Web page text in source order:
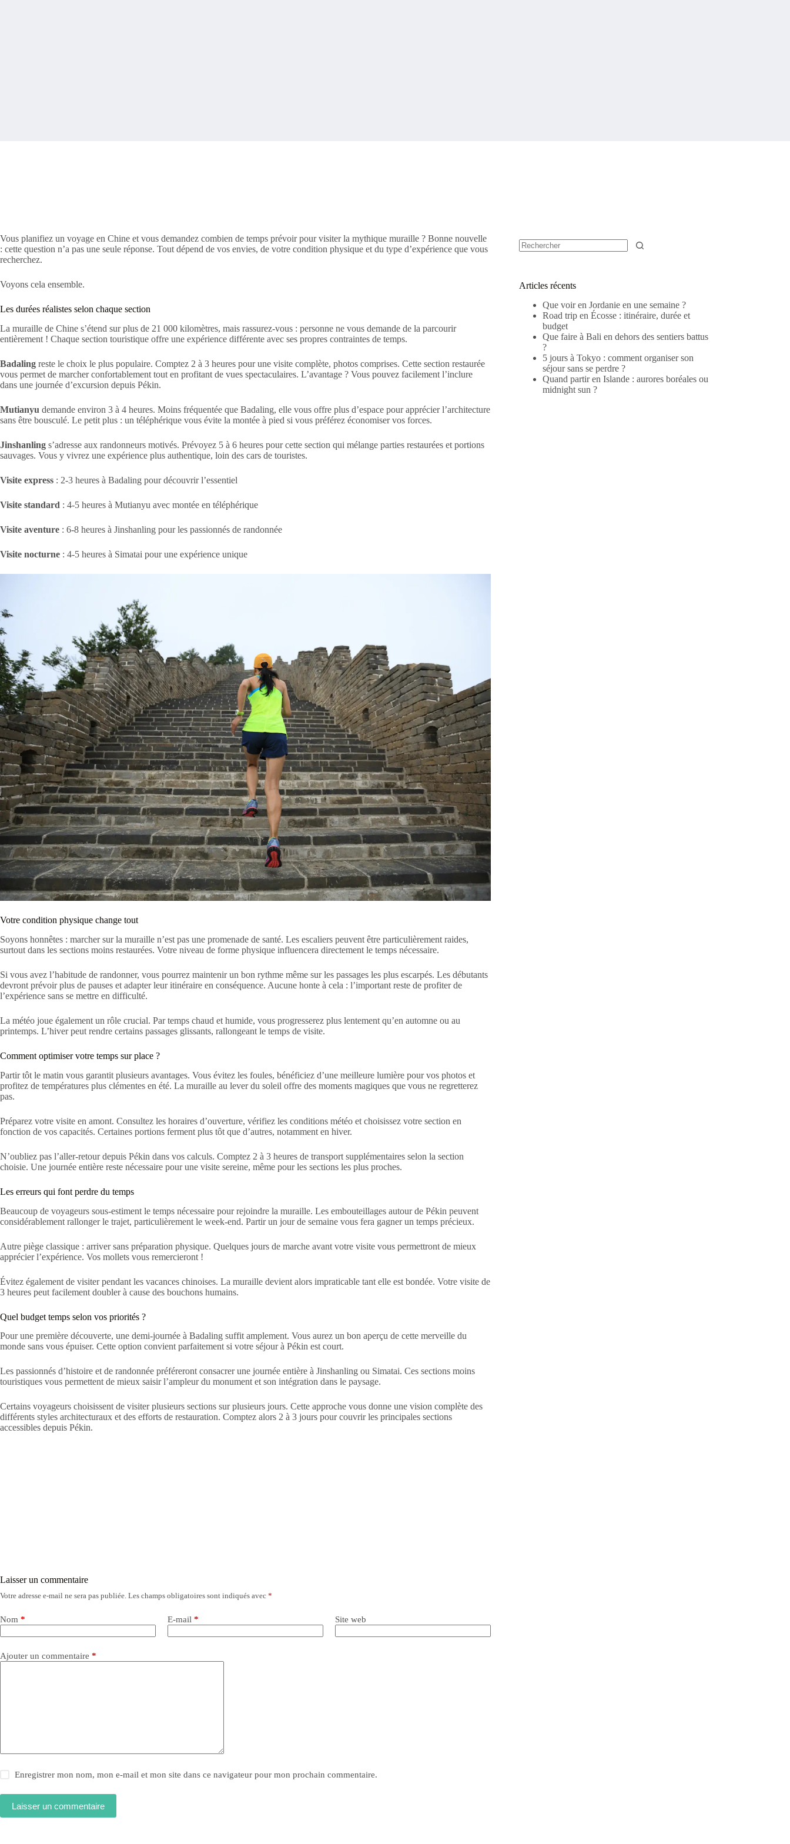
Vous planifiez un voyage en Chine et vous demandez combien de temps prévoir pour visiter la mythique muraille ? Bonne nouvelle
: cette question n’a pas une seule réponse. Tout dépend de vos envies, de votre condition physique et du type d’expérience que vous
recherchez.
Voyons cela ensemble.
Les durées réalistes selon chaque section
La muraille de Chine s’étend sur plus de 21 000 kilomètres, mais rassurez-vous : personne ne vous demande de la parcourir
entièrement ! Chaque section touristique offre une expérience différente avec ses propres contraintes de temps.
Badaling reste le choix le plus populaire. Comptez 2 à 3 heures pour une visite complète, photos comprises. Cette section restaurée
vous permet de marcher confortablement tout en profitant de vues spectaculaires. L’avantage ? Vous pouvez facilement l’inclure
dans une journée d’excursion depuis Pékin.
Mutianyu demande environ 3 à 4 heures. Moins fréquentée que Badaling, elle vous offre plus d’espace pour apprécier l’architecture
sans être bousculé. Le petit plus : un téléphérique vous évite la montée à pied si vous préférez économiser vos forces.
Jinshanling s’adresse aux randonneurs motivés. Prévoyez 5 à 6 heures pour cette section qui mélange parties restaurées et portions
sauvages. Vous y vivrez une expérience plus authentique, loin des cars de touristes.
Visite express : 2-3 heures à Badaling pour découvrir l’essentiel
Visite standard : 4-5 heures à Mutianyu avec montée en téléphérique
Visite aventure : 6-8 heures à Jinshanling pour les passionnés de randonnée
Visite nocturne : 4-5 heures à Simatai pour une expérience unique
Votre condition physique change tout
Soyons honnêtes : marcher sur la muraille n’est pas une promenade de santé. Les escaliers peuvent être particulièrement raides,
surtout dans les sections moins restaurées. Votre niveau de forme physique influencera directement le temps nécessaire.
Si vous avez l’habitude de randonner, vous pourrez maintenir un bon rythme même sur les passages les plus escarpés. Les débutants
devront prévoir plus de pauses et adapter leur itinéraire en conséquence. Aucune honte à cela : l’important reste de profiter de
l’expérience sans se mettre en difficulté.
La météo joue également un rôle crucial. Par temps chaud et humide, vous progresserez plus lentement qu’en automne ou au
printemps. L’hiver peut rendre certains passages glissants, rallongeant le temps de visite.
Comment optimiser votre temps sur place ?
Partir tôt le matin vous garantit plusieurs avantages. Vous évitez les foules, bénéficiez d’une meilleure lumière pour vos photos et
profitez de températures plus clémentes en été. La muraille au lever du soleil offre des moments magiques que vous ne regretterez
pas.
Préparez votre visite en amont. Consultez les horaires d’ouverture, vérifiez les conditions météo et choisissez votre section en
fonction de vos capacités. Certaines portions ferment plus tôt que d’autres, notamment en hiver.
N’oubliez pas l’aller-retour depuis Pékin dans vos calculs. Comptez 2 à 3 heures de transport supplémentaires selon la section
choisie. Une journée entière reste nécessaire pour une visite sereine, même pour les sections les plus proches.
Les erreurs qui font perdre du temps
Beaucoup de voyageurs sous-estiment le temps nécessaire pour rejoindre la muraille. Les embouteillages autour de Pékin peuvent
considérablement rallonger le trajet, particulièrement le week-end. Partir un jour de semaine vous fera gagner un temps précieux.
Autre piège classique : arriver sans préparation physique. Quelques jours de marche avant votre visite vous permettront de mieux
apprécier l’expérience. Vos mollets vous remercieront !
Évitez également de visiter pendant les vacances chinoises. La muraille devient alors impraticable tant elle est bondée. Votre visite de
3 heures peut facilement doubler à cause des bouchons humains.
Quel budget temps selon vos priorités ?
Pour une première découverte, une demi-journée à Badaling suffit amplement. Vous aurez un bon aperçu de cette merveille du
monde sans vous épuiser. Cette option convient parfaitement si votre séjour à Pékin est court.
Les passionnés d’histoire et de randonnée préféreront consacrer une journée entière à Jinshanling ou Simatai. Ces sections moins
touristiques vous permettent de mieux saisir l’ampleur du monument et son intégration dans le paysage.
Certains voyageurs choisissent de visiter plusieurs sections sur plusieurs jours. Cette approche vous donne une vision complète des
différents styles architecturaux et des efforts de restauration. Comptez alors 2 à 3 jours pour couvrir les principales sections
accessibles depuis Pékin.
Articles récents
Que voir en Jordanie en une semaine ?
Road trip en Écosse : itinéraire, durée et
budget
Que faire à Bali en dehors des sentiers battus
?
5 jours à Tokyo : comment organiser son
séjour sans se perdre ?
Quand partir en Islande : aurores boréales ou
midnight sun ?
Laisser un commentaire
Votre adresse e-mail ne sera pas publiée. Les champs obligatoires sont indiqués avec *
Nom * E-mail * Site web
Ajouter un commentaire *
Enregistrer mon nom, mon e-mail et mon site dans ce navigateur pour mon prochain commentaire.
Laisser un commentaire